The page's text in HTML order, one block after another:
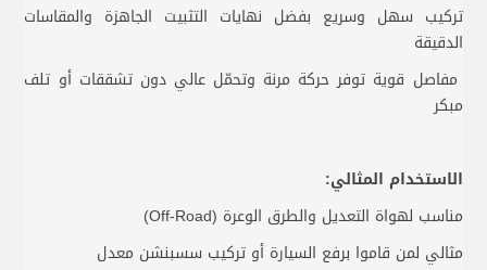
تركيب سهل وسريع بفضل نهايات التثبيت الجاهزة والمقاسات
الدقيقة
مفاصل قوية توفر حركة مرنة وتحمّل عالي دون تشققات أو تلف
مبكر
الاستخدام المثالي:
مناسب لهواة التعديل والطرق الوعرة (Off-Road)
مثالي لمن قاموا برفع السيارة أو تركيب سسبنشن معدل